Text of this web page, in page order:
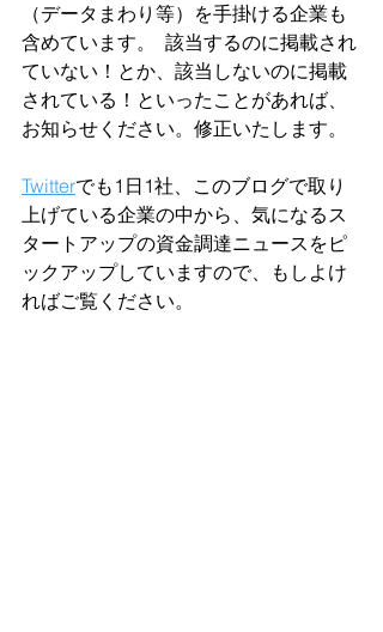
（データまわり等）を手掛ける企業も
含めています。  該当するのに掲載され
ていない！とか、該当しないのに掲載
されている！といったことがあれば、
お知らせください。修正いたします。
Twitterでも1日1社、このブログで取り
上げている企業の中から、気になるス
タートアップの資金調達ニュースをピ
ックアップしていますので、もしよけ
ればご覧ください。